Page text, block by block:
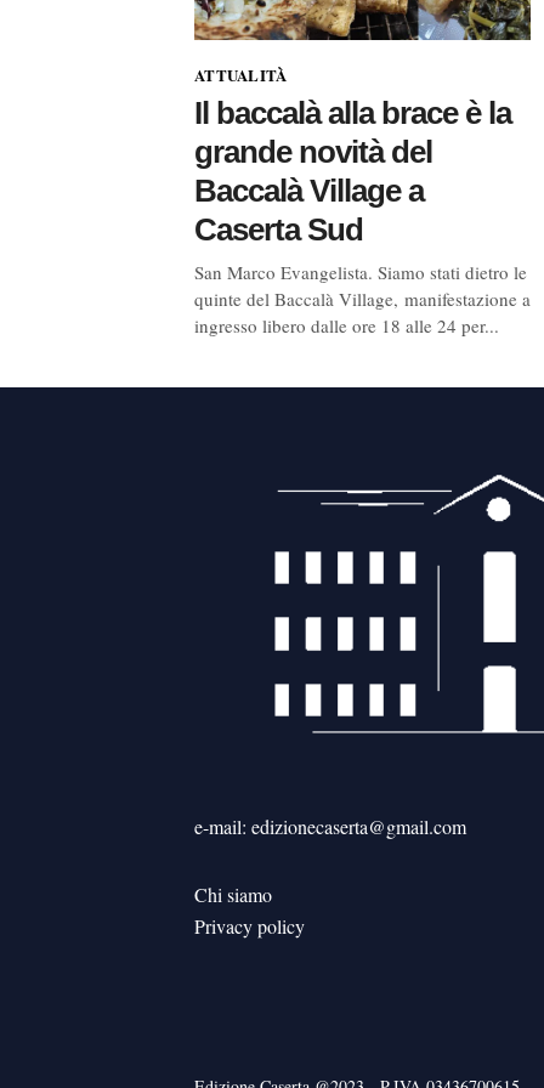
ATTUALITÀ
Il baccalà alla brace è la
grande novità del
Baccalà Village a
Caserta Sud
San Marco Evangelista. Siamo stati dietro le
quinte del Baccalà Village, manifestazione a
ingresso libero dalle ore 18 alle 24 per...
e-mail: edizionecaserta@gmail.com
Chi siamo
Privacy policy